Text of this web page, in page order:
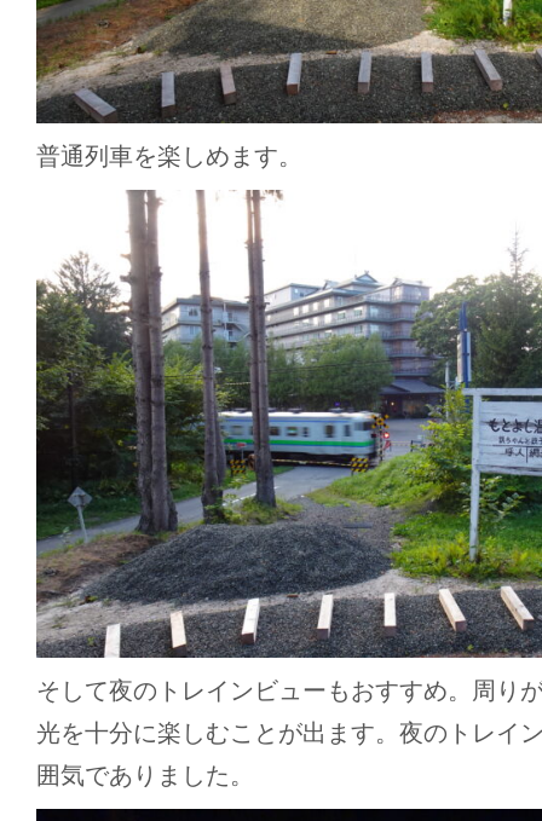
普通列車を楽しめます。
そして夜のトレインビューもおすすめ。周り
光を十分に楽しむことが出ます。夜のトレイ
囲気でありました。